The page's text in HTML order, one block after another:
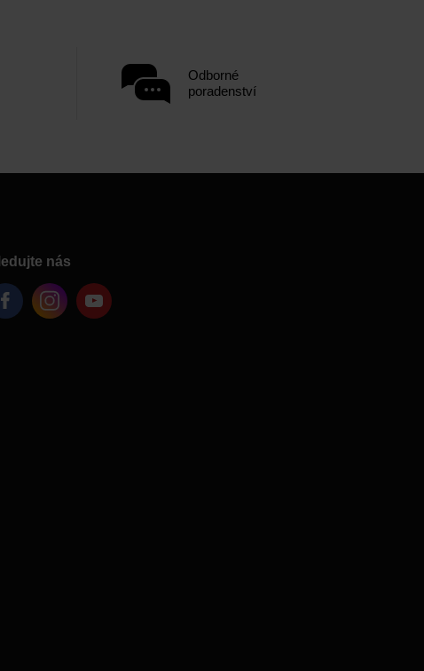
Odborné
poradenství
nás